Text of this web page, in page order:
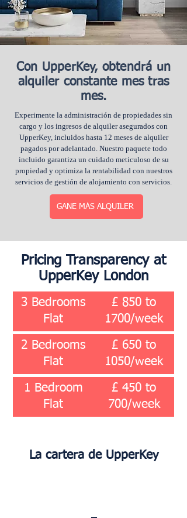
Con UpperKey, obtendrá un
alquiler constante mes tras
mes.
Experimente la administración de propiedades sin
cargo y los ingresos de alquiler asegurados con
UpperKey, incluidos hasta 12 meses de alquiler
pagados por adelantado. Nuestro paquete todo
incluido garantiza un cuidado meticuloso de su
propiedad y optimiza la rentabilidad con nuestros
servicios de gestión de alojamiento con servicios.
GANE MÁS ALQUILER
Pricing Transparency at
UpperKey London
3 Bedrooms
Flat
£ 850 to
1700/week
2 Bedrooms
Flat
£ 650 to
1050/week
1 Bedroom
Flat
£ 450 to
700/week
La cartera de UpperKey